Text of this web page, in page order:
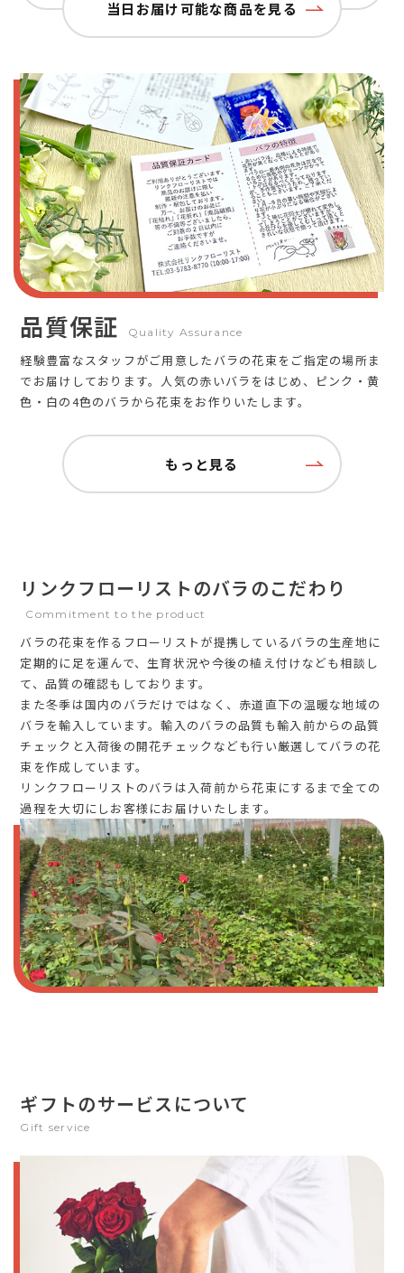
当日お届け可能な商品を見る
品質保証 Quality Assurance
経験豊富なスタッフがご用意したバラの花束をご指定の場所ま
でお届けしております。人気の赤いバラをはじめ、ピンク・黄
色・白の4色のバラから花束をお作りいたします。
もっと見る
リンクフローリストのバラのこだわり
Commitment to the product
バラの花束を作るフローリストが提携しているバラの生産地に
定期的に足を運んで、生育状況や今後の植え付けなども相談し
て、品質の確認もしております。
また冬季は国内のバラだけではなく、赤道直下の温暖な地域の
バラを輸入しています。輸入のバラの品質も輸入前からの品質
チェックと入荷後の開花チェックなども行い厳選してバラの花
束を作成しています。
リンクフローリストのバラは入荷前から花束にするまで全ての
過程を大切にしお客様にお届けいたします。
ギフトのサービスについて
Gift service